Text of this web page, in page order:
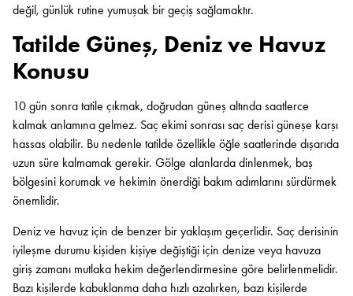
değil, günlük rutine yumuşak bir geçiş sağlamaktır.
Tatilde Güneş, Deniz ve Havuz
Konusu
10 gün sonra tatile çıkmak, doğrudan güneş altında saatlerce
kalmak anlamına gelmez. Saç ekimi sonrası saç derisi güneşe karşı
hassas olabilir. Bu nedenle tatilde özellikle öğle saatlerinde dışarıda
uzun süre kalmamak gerekir. Gölge alanlarda dinlenmek, baş
bölgesini korumak ve hekimin önerdiği bakım adımlarını sürdürmek
önemlidir.
Deniz ve havuz için de benzer bir yaklaşım geçerlidir. Saç derisinin
iyileşme durumu kişiden kişiye değiştiği için denize veya havuza
giriş zamanı mutlaka hekim değerlendirmesine göre belirlenmelidir.
Bazı kişilerde kabuklanma daha hızlı azalırken, bazı kişilerde